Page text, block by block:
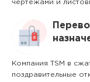
чертежами и
Компания TSM в
поздравительные